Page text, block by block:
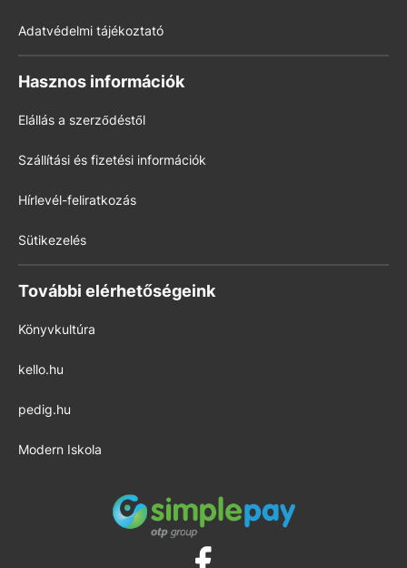
Adatvédelmi tájékoztató
Hasznos információk
Elállás a szerződéstől
Szállítási és fizetési információk
Hírlevél-feliratkozás
Sütikezelés
További elérhetőségeink
Könyvkultúra
kello.hu
pedig.hu
Modern Iskola